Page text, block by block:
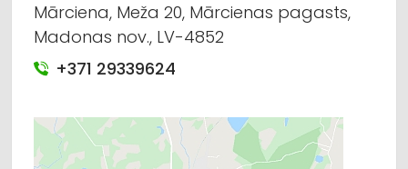
Mārciena, Meža 20, Mārcienas pagasts,
Madonas nov., LV-4852
+371 29339624